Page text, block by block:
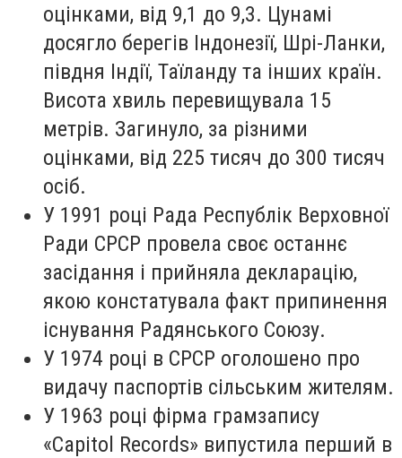
оцінками, від 9,1 до 9,3. Цунамі
досягло берегів Індонезії, Шрі-Ланки,
півдня Індії, Таїланду та інших країн.
Висота хвиль перевищувала 15
метрів. Загинуло, за різними
оцінками, від 225 тисяч до 300 тисяч
осіб.
У 1991 році Рада Республік Верховної
Ради СРСР провела своє останнє
засідання і прийняла декларацію,
якою констатувала факт припинення
існування Радянського Союзу.
У 1974 році в СРСР оголошено про
видачу паспортів сільським жителям.
У 1963 році фірма грамзапису
«Capitol Records» випустила перший в